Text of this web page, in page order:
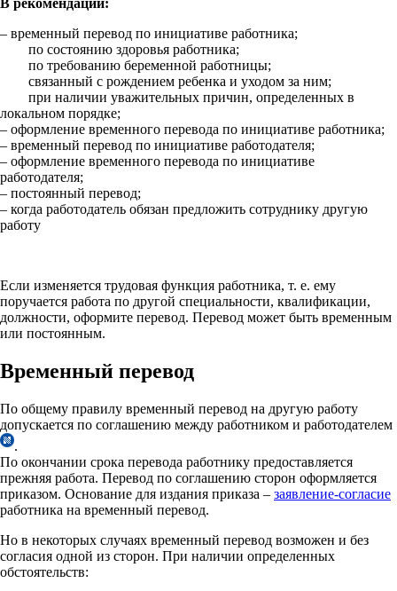
– временный перевод по инициативе работника;
по состоянию здоровья работника;
по требованию беременной работницы;
связанный с рождением ребенка и уходом за ним;
при наличии уважительных причин, определенных в
локальном порядке;
– оформление временного перевода по инициативе работника;
– временный перевод по инициативе работодателя;
– оформление временного перевода по инициативе
работодателя;
– постоянный перевод;
– когда работодатель обязан предложить сотруднику другую
работу
Если изменяется трудовая функция работника, т. е. ему
поручается работа по другой специальности, квалификации,
должности, оформите перевод. Перевод может быть временным
или постоянным.
Временный перевод
По общему правилу временный перевод на другую работу
допускается по соглашению между работником и работодателем
.
По окончании срока перевода работнику предоставляется
прежняя работа. Перевод по соглашению сторон оформляется
приказом. Основание для издания приказа – заявление-согласие
работника на временный перевод.
Но в некоторых случаях временный перевод возможен и без
согласия одной из сторон. При наличии определенных
обстоятельств: